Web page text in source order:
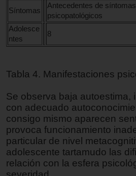
Síntomas
Antecedentes de síntomas
psicopatológicos
Adolesce
ntes
8
Tabla 4. Manifestaciones
Se observa baja autoestima,
con adecuado
consigo mismo aparecen
provoca funcionamiento
particular de nivel
adolescente tartamudo las
relación con la esfera